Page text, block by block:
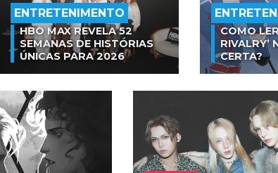
ENTRETENIMENTO
HBO MAX REVELA 52
SEMANAS DE HISTÓRIAS
ÚNICAS PARA 2026
COMO
RIVALRY’
CERTA?